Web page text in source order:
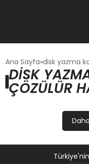
GÜNCEL
OYUN HABERLERI
EĞITIM
Ana Sayfa disk yazma
DISK
ÇÖZÜLÜR